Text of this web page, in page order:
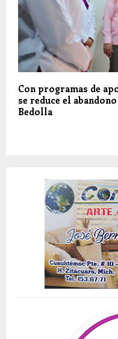
Con programas de
se reduce el
Bedolla